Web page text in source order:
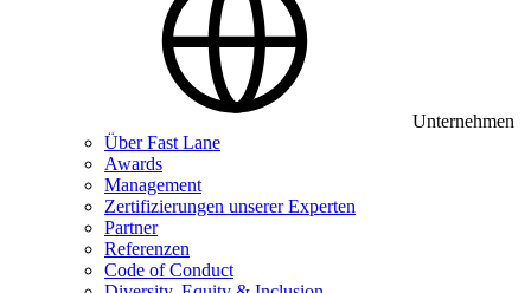
Unternehmen
Über Fast Lane
Awards
Management
Zertifizierungen unserer Experten
Partner
Referenzen
Code of Conduct